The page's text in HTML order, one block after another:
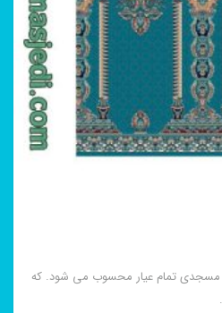
تمام عیار محسوب می شود. که